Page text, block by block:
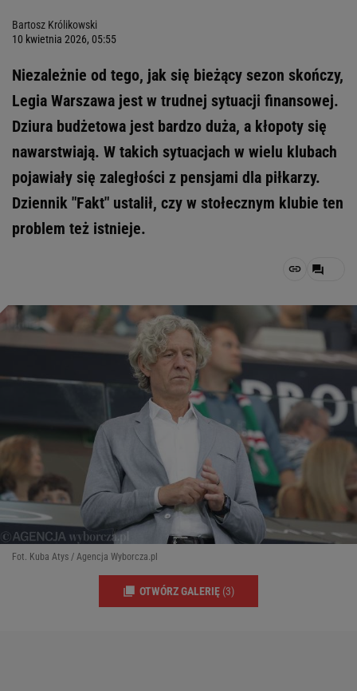
Bartosz Królikowski
10 kwietnia 2026, 05:55
Niezależnie od tego, jak się bieżący sezon skończy,
Legia Warszawa jest w trudnej sytuacji finansowej.
Dziura budżetowa jest bardzo duża, a kłopoty się
nawarstwiają. W takich sytuacjach w wielu klubach
pojawiały się zaległości z pensjami dla piłkarzy.
Dziennik "Fakt" ustalił, czy w stołecznym klubie ten
problem też istnieje.
Fot. Kuba Atys / Agencja Wyborcza.pl
OTWÓRZ GALERIĘ (3)